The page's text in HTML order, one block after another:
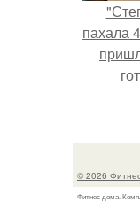
пахала
© 2026
Фитнес дома.